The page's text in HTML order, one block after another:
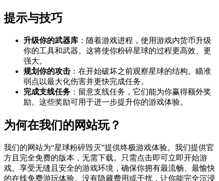
提示与技巧
升级你的武器库 ：随着游戏进程，使用游戏内货币升级
你的工具和武器。这将使你粉碎星球的过程更高效、更
强大。
规划你的攻击 ：在开始破坏之前观察星球的结构。瞄准
弱点以最大化伤害并更快完成任务。
完成支线任务 ：留意支线任务，它们能为你赢得额外奖
励。这些奖励可用于进一步提升你的游戏体验。
为何在我们的网站玩？
我们的网站为“星球粉碎毁灭”提供终极游戏体验。我们提供官
方且完全免费的版本，无需下载。只需点击即可立即开始游
戏。享受无缝且安全的游戏环境，确保你拥有最流畅、最愉快
的在线免费游玩体验。没有隐藏费用或干扰，让你能完全沉浸